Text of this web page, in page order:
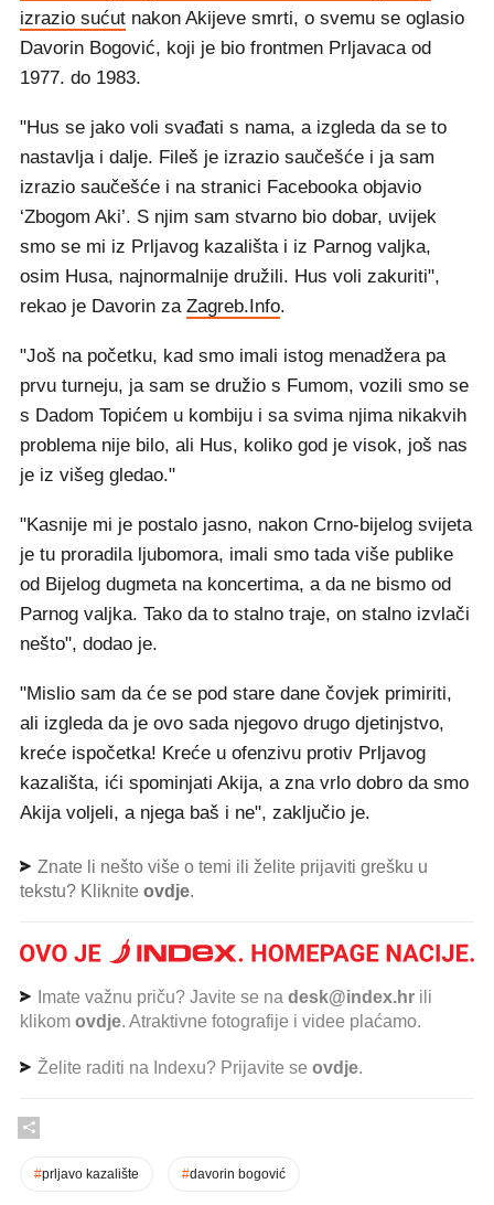
izrazio sućut nakon Akijeve smrti, o svemu se oglasio
Davorin Bogović, koji je bio frontmen Prljavaca od
1977. do 1983.
"Hus se jako voli svađati s nama, a izgleda da se to
nastavlja i dalje. Fileš je izrazio saučešće i ja sam
izrazio saučešće i na stranici Facebooka objavio
‘Zbogom Aki’. S njim sam stvarno bio dobar, uvijek
smo se mi iz Prljavog kazališta i iz Parnog valjka,
osim Husa, najnormalnije družili. Hus voli zakuriti",
rekao je Davorin za Zagreb.Info.
"Još na početku, kad smo imali istog menadžera pa
prvu turneju, ja sam se družio s Fumom, vozili smo se
s Dadom Topićem u kombiju i sa svima njima nikakvih
problema nije bilo, ali Hus, koliko god je visok, još nas
je iz višeg gledao."
"Kasnije mi je postalo jasno, nakon Crno-bijelog svijeta
je tu proradila ljubomora, imali smo tada više publike
od Bijelog dugmeta na koncertima, a da ne bismo od
Parnog valjka. Tako da to stalno traje, on stalno izvlači
nešto", dodao je.
"Mislio sam da će se pod stare dane čovjek primiriti,
ali izgleda da je ovo sada njegovo drugo djetinjstvo,
kreće ispočetka! Kreće u ofenzivu protiv Prljavog
kazališta, ići spominjati Akija, a zna vrlo dobro da smo
Akija voljeli, a njega baš i ne", zaključio je.
Znate li nešto više o temi ili želite prijaviti grešku u
tekstu? Kliknite ovdje.
Imate važnu priču? Javite se na desk@index.hr ili
klikom ovdje. Atraktivne fotografije i videe plaćamo.
Želite raditi na Indexu? Prijavite se ovdje.
#prljavo kazalište #davorin bogović